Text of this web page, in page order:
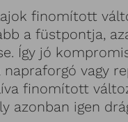
finomított
a füstpontja,
Így jó
napraforgó vagy
finomított
azonban igen